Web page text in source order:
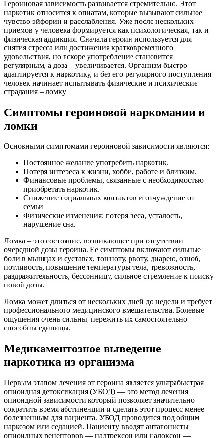
Героиновая зависимость развивается стремительно. Этот
наркотик относится к опиатам, которые вызывают сильное
чувство эйфории и расслабления. Уже после нескольких
приемов у человека формируется как психологическая, так и
физическая аддикция. Сначала героин используется для
снятия стресса или достижения кратковременного
удовольствия, но вскоре употребление становится
регулярным, а доза – увеличивается. Организм быстро
адаптируется к наркотику, и без его регулярного поступления
человек начинает испытывать физические и психические
страдания – ломку.
Симптомы героиновой наркомании и
ломки
Основными симптомами героиновой зависимости являются:
Постоянное желание употребить наркотик.
Потеря интереса к жизни, хобби, работе и близким.
Финансовые проблемы, связанные с необходимостью
приобретать наркотик.
Снижение социальных контактов и отчуждение от
семьи.
Физические изменения: потеря веса, усталость,
нарушение сна.
Ломка – это состояние, возникающее при отсутствии
очередной дозы героина. Ее симптомы включают сильные
боли в мышцах и суставах, тошноту, рвоту, диарею, озноб,
потливость, повышение температуры тела, тревожность,
раздражительность, бессонницу, сильное стремление к поиску
новой дозы.
Ломка может длиться от нескольких дней до недели и требует
профессионального медицинского вмешательства. Болевые
ощущения очень сильны, пережить их самостоятельно
способны единицы.
Медикаментозное выведение
наркотика из организма
Первым этапом лечения от героина является ультрабыстрая
опиоидная детоксикация (УБОД) — это метод лечения
опиоидной зависимости который позволяет значительно
сократить время абстиненции и сделать этот процесс менее
болезненным для пациента. УБОД проводится под общим
наркозом или седацией. Пациенту вводят антагонисты
опиоидных рецепторов — налтрексон или налоксон —